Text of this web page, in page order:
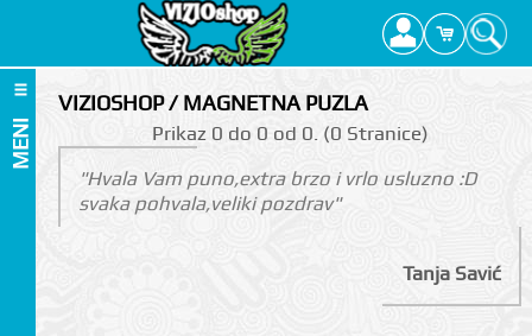
MENI
VIZIOSHOP / MAGNETNA PUZLA
Prikаz 0 do 0 оd 0. (0 Strаnicе)
"Hvala Vam puno,extra brzo i vrlo usluzno :D
svaka pohvala,veliki pozdrav"
Tanja Savić